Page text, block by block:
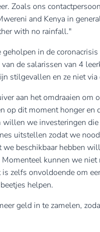
Zoals ons
and Kenya in
with no rainfall."
in de
de salarissen van 4
stilgevallen en ze niet
aan het omdraaien om
op dit moment honger en
we investeringen
uitstellen zodat we
beschikbaar hebben
kunnen we
zelfs onvoldoende om
helpen.
geld in te zamelen,